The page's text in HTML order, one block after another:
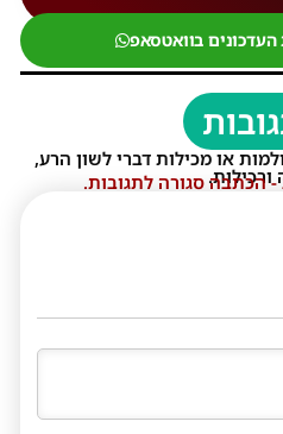
בוואטסאפ
או מכילות דברי לשון הרע,
- הכתבה סגורה לתגובות.